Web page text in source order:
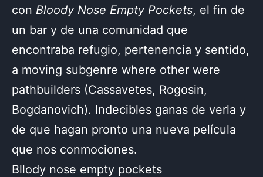
con Bloody Nose Empty Pockets, el fin de
un bar y de una comunidad que
encontraba refugio, pertenencia y sentido,
a moving subgenre where other were
pathbuilders (Cassavetes, Rogosin,
Bogdanovich). Indecibles ganas de verla y
de que hagan pronto una nueva película
que nos conmociones.
Bllody nose empty pockets